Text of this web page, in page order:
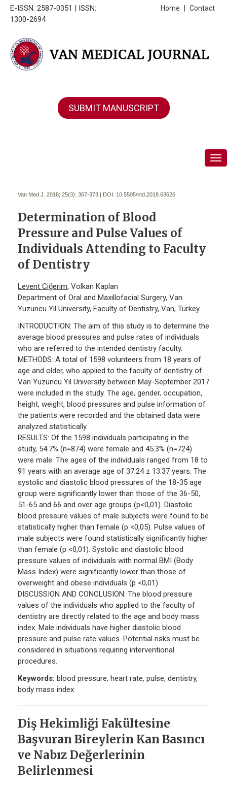
E-ISSN: 2587-0351 | ISSN:
1300-2694
Contact
Home
SUBMIT MANUSCRIPT
Van Med J. 2018; 25(3): 367-373 | DOI: 10.5505/vtd.2018.63626
Determination of Blood
Pressure and Pulse Values of
Individuals Attending to Faculty
of Dentistry
Levent Ciğerim, Volkan Kaplan
Department of Oral and Maxillofacial Surgery, Van
Yuzuncu Yil University, Faculty of Dentistry, Van, Turkey
INTRODUCTION: The aim of this study is to determine the
average blood pressures and pulse rates of individuals
who are referred to the intended dentistry faculty.
METHODS: A total of 1598 volunteers from 18 years of
age and older, who applied to the faculty of dentistry of
Van Yüzüncü Yıl University between May-September 2017
were included in the study. The age, gender, occupation,
height, weight, blood pressures and pulse information of
the patients were recorded and the obtained data were
analyzed statistically.
RESULTS: Of the 1598 individuals participating in the
study, 54.7% (n=874) were female and 45.3% (n=724)
were male. The ages of the individuals ranged from 18 to
91 years with an average age of 37.24 ± 13.37 years. The
systolic and diastolic blood pressures of the 18-35 age
group were significantly lower than those of the 36-50,
51-65 and 66 and over age groups (p<0,01). Diastolic
blood pressure values of male subjects were found to be
statistically higher than female (p <0,05). Pulse values of
male subjects were found statistically significantly higher
than female (p <0,01). Systolic and diastolic blood
pressure values of individuals with normal BMI (Body
Mass Index) were significantly lower than those of
overweight and obese individuals (p <0,01).
DISCUSSION AND CONCLUSION: The blood pressure
values of the individuals who applied to the faculty of
dentistry are directly related to the age and body mass
index. Male individuals have higher diastolic blood
pressure and pulse rate values. Potential risks must be
considered in situations requiring interventional
procedures.
Keywords: blood pressure, heart rate, pulse, dentistry,
body mass index
Diş Hekimliği Fakültesine
Başvuran Bireylerin Kan Basıncı
ve Nabız Değerlerinin
Belirlenmesi